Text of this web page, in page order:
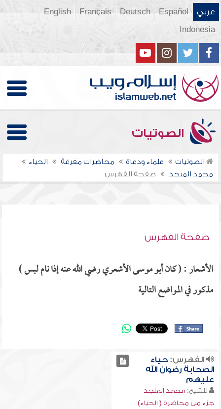
عربي Español
Deutsch
Français
English
Indonesia
الصوتيات
الصوتيات علماء ودعاة محاضرات مفرغة
الحياء
محمد المنجد
صفحة الفهرس
صفحة الفهرس
الأشعار : ( كان أبو موسى الأشعري رضي الله عنه إذا نام لبس )
مذكور في المواضع التالية
الفهرس:حياء
الصحابة رضوان الله
عليهم
للشيخ: محمد المنجد
جزء من محاضرة ( الحياء)